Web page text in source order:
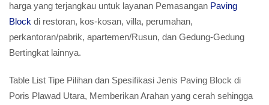
harga yang terjangkau untuk layanan Pemasangan Paving
Block di restoran, kos-kosan, villa, perumahan,
perkantoran/pabrik, apartemen/Rusun, dan Gedung-Gedung
Bertingkat lainnya.
Table List Tipe Pilihan dan Spesifikasi Jenis Paving Block di
Poris Plawad Utara, Memberikan Arahan yang cerah sehingga